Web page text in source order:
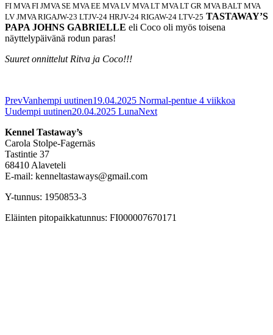
FI MVA FI JMVA SE MVA EE MVA LV MVA LT MVA LT GR MVA BALT MVA
LV JMVA RIGAJW-23 LTJV-24 HRJV-24 RIGAW-24 LTV-25 TASTAWAY’S
PAPA JOHNS GABRIELLE eli Coco oli myös toisena
näyttelypäivänä rodun paras!
Suuret onnittelut Ritva ja Coco!!!
PrevVanhempi uutinen19.04.2025 Normal-pentue 4 viikkoa
Uudempi uutinen20.04.2025 LunaNext
Kennel Tastaway’s
Carola Stolpe-Fagernäs
Tastintie 37
68410 Alaveteli
E-mail: kenneltastaways@gmail.com
Y-tunnus: 1950853-3
Eläinten pitopaikkatunnus: FI000007670171